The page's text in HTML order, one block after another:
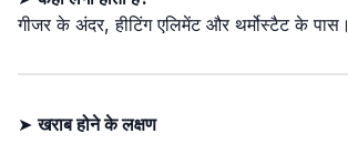
गीजर के अंदर, हीटिंग एलिमेंट और थर्मोस्टैट के पास।
➤खराब होने के लक्षण